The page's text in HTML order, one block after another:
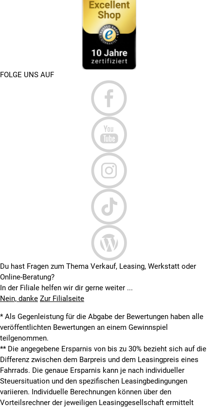
FOLGE UNS AUF
Du hast Fragen zum Thema Verkauf, Leasing, Werkstatt oder
Online-Beratung?
In der Filiale helfen wir dir gerne weiter ...
Nein, danke Zur Filialseite
* Als Gegenleistung für die Abgabe der Bewertungen haben alle
veröffentlichten Bewertungen an einem Gewinnspiel
teilgenommen.
** Die angegebene Ersparnis von bis zu 30% bezieht sich auf die
Differenz zwischen dem Barpreis und dem Leasingpreis eines
Fahrrads. Die genaue Ersparnis kann je nach individueller
Steuersituation und den spezifischen Leasingbedingungen
variieren. Individuelle Berechnungen können über den
Vorteilsrechner der jeweiligen Leasinggesellschaft ermittelt